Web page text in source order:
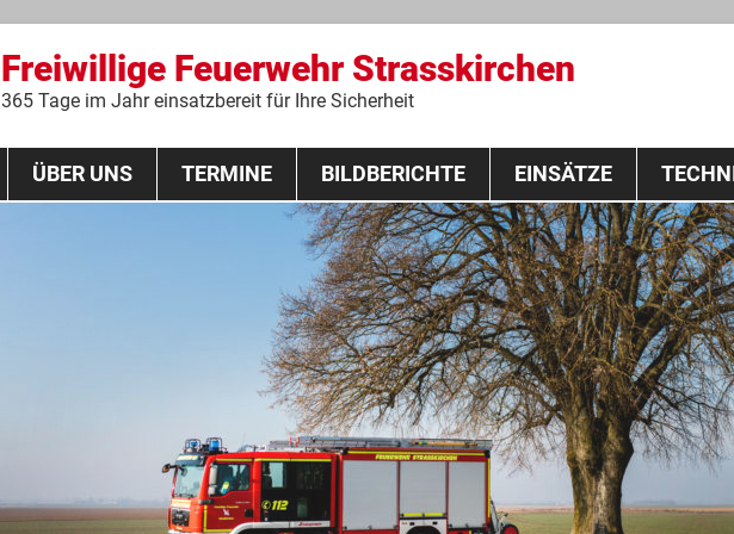
Freiwillige Feuerwehr Strasskirchen
365 Tage im Jahr einsatzbereit für Ihre Sicherheit
Zum
springen
ÜBER UNS TERMINE
THL Lehrgang 2020
BILDBERICHTE EINSÄTZE
Fahrzeuge
Ausrüstung